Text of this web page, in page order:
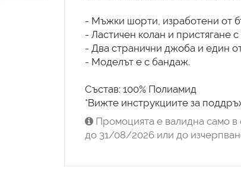
- Мъжки шорти, изработени от
- Ластичен колан и пристягане с
- Два странични джоба и един
- Моделът е с бандаж.
Състав: 100% Полиамид
*Вижте инструкциите за
Промоцията е валидна само
до 31/08/2026 или до